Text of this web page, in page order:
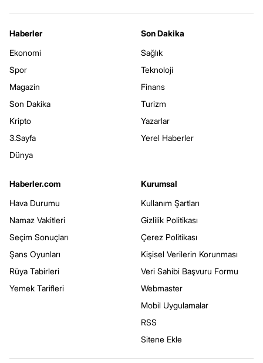
Haberler
Ekonomi
Spor
Magazin
Son Dakika
Kripto
3.Sayfa
Dünya
Son Dakika
Sağlık
Teknoloji
Finans
Turizm
Yazarlar
Yerel Haberler
Haberler.com
Hava Durumu
Namaz Vakitleri
Seçim Sonuçları
Şans Oyunları
Rüya Tabirleri
Yemek Tarifleri
Kurumsal
Kullanım Şartları
Gizlilik Politikası
Çerez Politikası
Kişisel Verilerin Korunması
Veri Sahibi Başvuru Formu
Webmaster
Mobil Uygulamalar
RSS
Sitene Ekle